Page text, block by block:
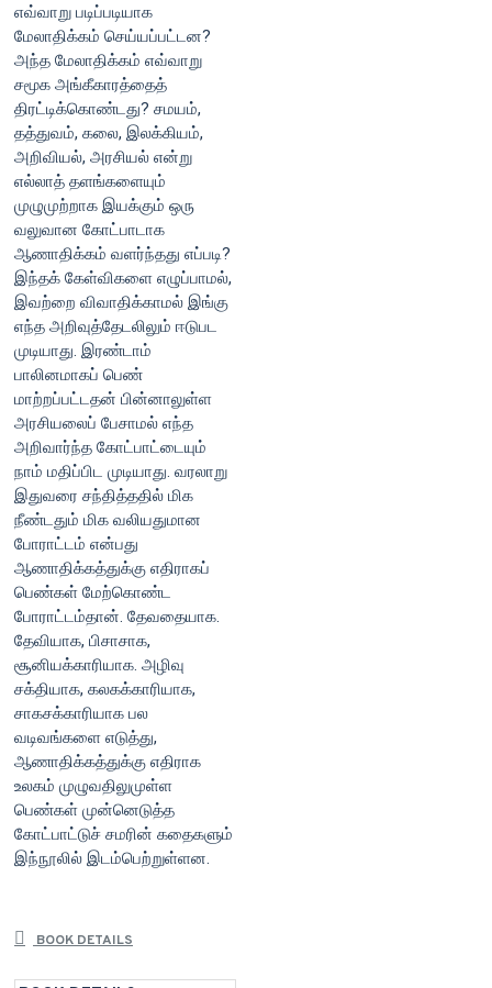
எவ்வாறு படிப்படியாக
மேலாதிக்கம் செய்யப்பட்டன?
அந்த மேலாதிக்கம் எவ்வாறு
சமூக அங்கீகாரத்தைத்
திரட்டிக்கொண்டது? சமயம்,
தத்துவம், கலை, இலக்கியம்,
அறிவியல், அரசியல் என்று
எல்லாத் தளங்களையும்
முழுமுற்றாக இயக்கும் ஒரு
வலுவான கோட்பாடாக
ஆணாதிக்கம் வளர்ந்தது எப்படி?
இந்தக் கேள்விகளை எழுப்பாமல்,
இவற்றை விவாதிக்காமல் இங்கு
எந்த அறிவுத்தேடலிலும் ஈடுபட
முடியாது. இரண்டாம்
பாலினமாகப் பெண்
மாற்றப்பட்டதன் பின்னாலுள்ள
அரசியலைப் பேசாமல் எந்த
அறிவார்ந்த கோட்பாட்டையும்
நாம் மதிப்பிட முடியாது. வரலாறு
இதுவரை சந்தித்ததில் மிக
நீண்டதும் மிக வலியதுமான
போராட்டம் என்பது
ஆணாதிக்கத்துக்கு எதிராகப்
பெண்கள் மேற்கொண்ட
போராட்டம்தான். தேவதையாக.
தேவியாக, பிசாசாக,
சூனியக்காரியாக. அழிவு
சக்தியாக, கலகக்காரியாக,
சாகசக்காரியாக பல
வடிவங்களை எடுத்து,
ஆணாதிக்கத்துக்கு எதிராக
உலகம் முழுவதிலுமுள்ள
பெண்கள் முன்னெடுத்த
கோட்பாட்டுச் சமரின் கதைகளும்
இந்நூலில் இடம்பெற்றுள்ளன.
BOOK DETAILS